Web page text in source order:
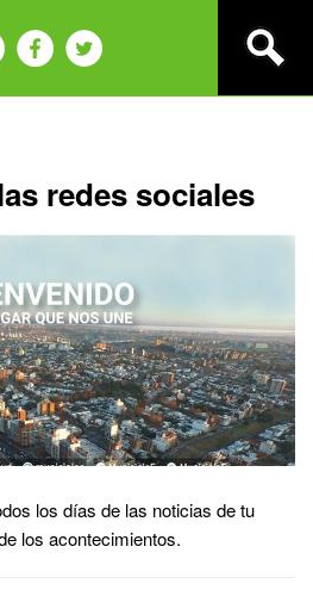
redes sociales
los días de las noticias de tu
los acontecimientos.